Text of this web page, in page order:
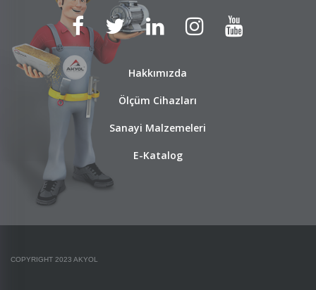
Hakkımızda
Ölçüm Cihazları
Sanayi Malzemeleri
E-Katalog
COPYRIGHT 2023 AKYOL